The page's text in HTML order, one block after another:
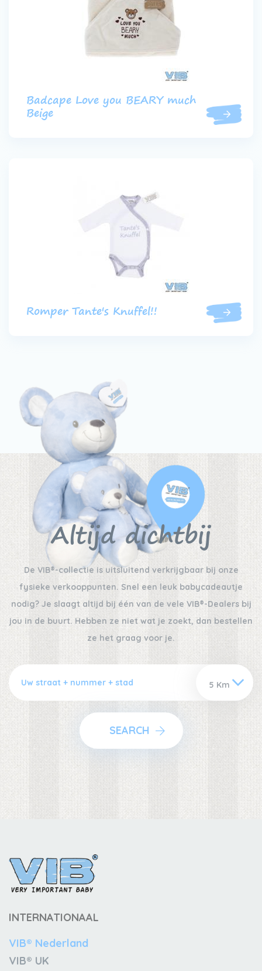
Badcape Love you BEARY much
Beige
Romper Tante's Knuffel!!
Altijd dichtbij
De VIB®-collectie is uitsluitend verkrijgbaar bij onze
fysieke verkooppunten. Snel een leuk babycadeautje
nodig? Je slaagt altijd bij één van de vele VIB®-Dealers bij
jou in de buurt. Hebben ze niet wat je zoekt, dan bestellen
ze het graag voor je.
SEARCH
INTERNATIONAAL
VIB® Nederland
VIB® UK